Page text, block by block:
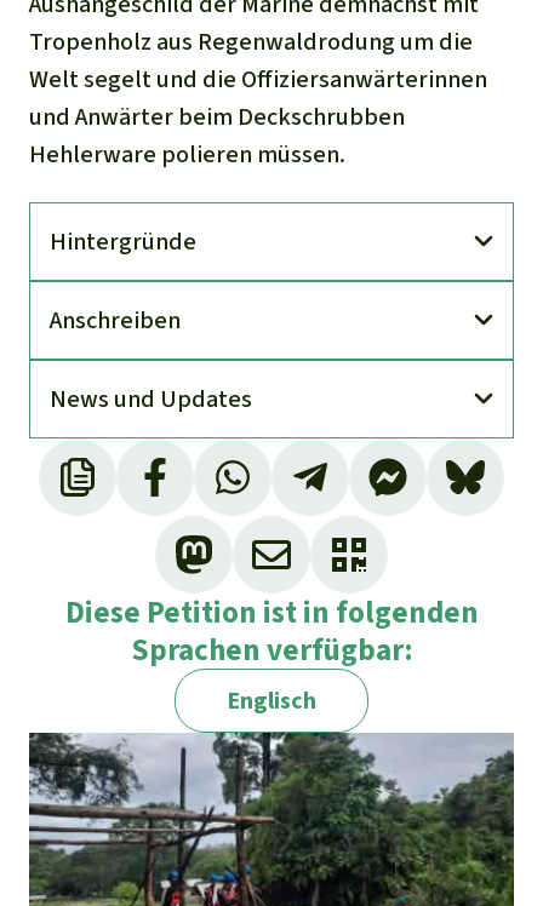
Tropenholz aus Regenwaldrodung um die
Welt segelt und die Offiziersanwärterinnen
und Anwärter beim Deckschrubben
Hehlerware polieren müssen.
Hinter­gründe
An­schreiben
News und Updates
Diese Petition ist in folgenden
Sprachen verfügbar:
Englisch